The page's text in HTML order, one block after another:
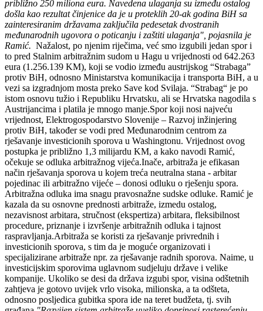
približno 250 miliona eura. Navedena ulaganja su između ostalog
došla kao rezultat činjenice da je u proteklih 20-ak godina BiH sa
zainteresiranim državama zaključila pedesetak dvostranih
međunarodnih ugovora o poticanju i zaštiti ulaganja", pojasnila je
Ramić. Nažalost, po njenim riječima, već smo izgubili jedan spor i
to pred Stalnim arbitražnim sudom u Hagu u vrijednosti od 642.263
eura (1.256.139 KM), koji se vodio između austrijskog “Strabaga”
protiv BiH, odnosno Ministarstva komunikacija i transporta BiH, a u
vezi sa izgradnjom mosta preko Save kod Svilaja. “Strabag“ je po
istom osnovu tužio i Republiku Hrvatsku, ali se Hrvatska nagodila s
Austrijancima i platila je mnogo manje.Spor koji nosi najveću
vrijednost, Elektrogospodarstvo Slovenije – Razvoj inžinjering
protiv BiH, također se vodi pred Međunarodnim centrom za
rješavanje investicionih sporova u Washingtonu. Vrijednost ovog
postupka je približno 1,3 milijardu KM, a kako navodi Ramić,
očekuje se odluka arbitražnog vijeća.Inače, arbitraža je efikasan
način rješavanja sporova u kojem treća neutralna stana - arbitar
pojedinac ili arbitražno vijeće – donosi odluku o rješenju spora.
Arbitražna odluka ima snagu pravosnažne sudske odluke. Ramić je
kazala da su osnovne prednosti arbitraže, izmedu ostalog,
nezavisnost arbitara, stručnost (ekspertiza) arbitara, fleksibilnost
procedure, priznanje i izvršenje arbitražnih odluka i tajnost
raspravljanja.Arbitraža se koristi za rješavanje privrednih i
investicionih sporova, s tim da je moguće organizovati i
specijalizirane arbitraže npr. za rješavanje radnih sporova. Naime, u
investicijskim sporovima uglavnom sudjeluju države i velike
kompanije. Ukoliko se desi da država izgubi spor, visina odštetnih
zahtjeva je gotovo uvijek vrlo visoka, milionska, a ta odšteta,
odnosno posljedica gubitka spora ide na teret budžeta, tj. svih